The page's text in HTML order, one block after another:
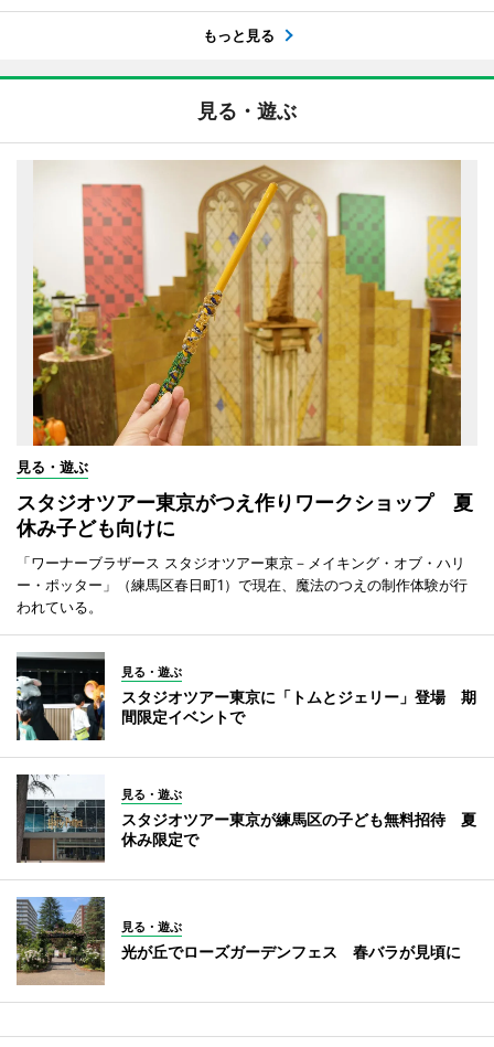
もっと見る
見る・遊ぶ
見る・遊ぶ
スタジオツアー東京がつえ作りワークショップ 夏
休み子ども向けに
「ワーナーブラザース スタジオツアー東京－メイキング・オブ・ハリ
ー・ポッター」（練馬区春日町1）で現在、魔法のつえの制作体験が行
われている。
見る・遊ぶ
スタジオツアー東京に「トムとジェリー」登場 期
間限定イベントで
見る・遊ぶ
スタジオツアー東京が練馬区の子ども無料招待 夏
休み限定で
見る・遊ぶ
光が丘でローズガーデンフェス 春バラが見頃に